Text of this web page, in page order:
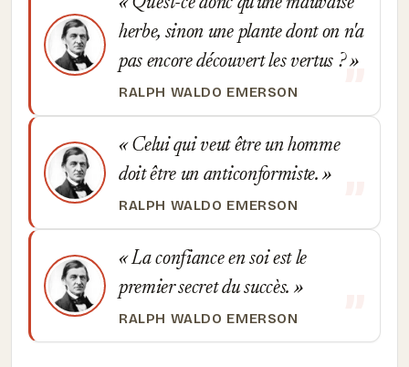
herbe, sinon une plante dont on n'a
pas encore découvert les vertus ?
RALPH WALDO EMERSON
Celui qui veut être un homme
doit être un anticonformiste.
RALPH WALDO EMERSON
La confiance en soi est le
premier secret du succès.
RALPH WALDO EMERSON